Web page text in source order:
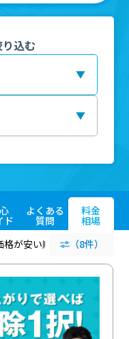
込む
ド
よくある
質問
料金
相場
格が安い順 評価が高い順
（8件）